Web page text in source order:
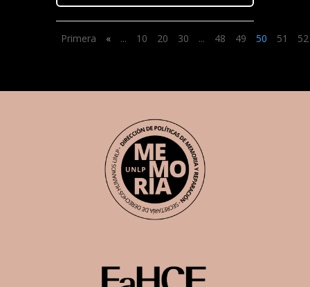
Primera « ... 10 20 30 ... 48 49 50 51 52